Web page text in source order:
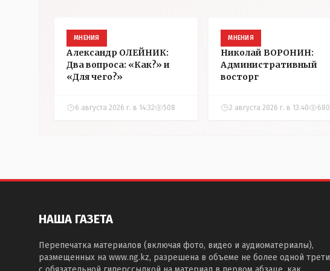
МНЕНИЯ
Александр ОЛЕЙНИК:
Два вопроса: «Как?» и
«Для чего?»
6 августа 2026 г. в 14:32 508
МНЕНИЯ
Николай ВОРОНИН:
Административный
восторг
2 августа 2026 г. в 13:40 680
НАША ГАЗЕТА
Перепечатка материалов (включая фото, видео и аудиоматериалы),
размещенных на www.ng.kz, разрешена в объеме не более одной трети